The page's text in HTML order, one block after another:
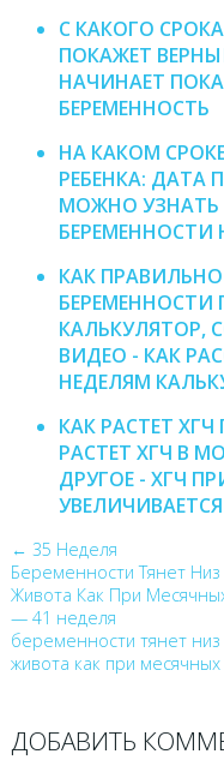
С КАКОГО
ПОКАЖЕТ
НАЧИНАЕТ
БЕРЕМЕННОСТЬ
НА КАКОМ
РЕБЕНКА: ДАТА
МОЖНО УЗНАТЬ
БЕРЕМЕННОСТИ
КАК
КАЛЬКУЛЯТОР,
ВИДЕО - КАК
НЕДЕЛЯМ
КАК РАСТЕТ
РАСТЕТ ХГЧ В
ДРУГОЕ - ХГЧ
УВЕЛИЧИВАЕТСЯ
← 35 Неделя
Беременности Тянет Низ
Живота Как При
— 41 неделя
беременности тянет низ
живота как при месячных
ДОБАВИТЬ